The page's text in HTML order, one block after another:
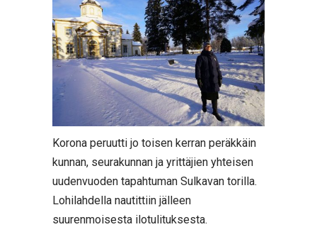
Korona peruutti jo toisen kerran peräkkäin
kunnan, seurakunnan ja yrittäjien yhteisen
uudenvuoden tapahtuman Sulkavan torilla.
Lohilahdella nautittiin jälleen
suurenmoisesta ilotulituksesta.